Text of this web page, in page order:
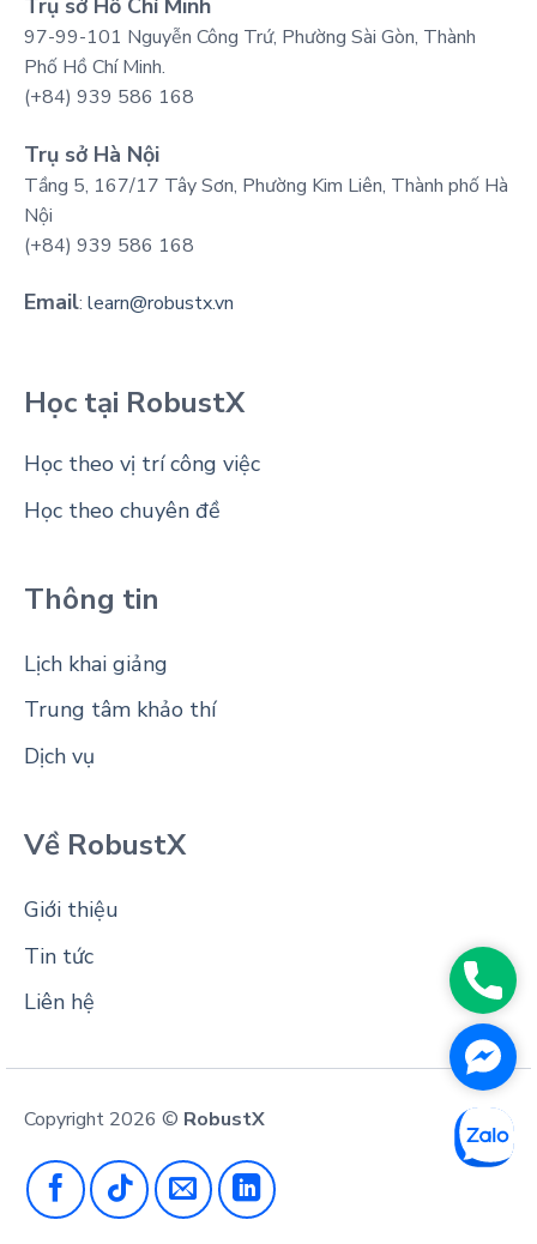
Trụ sở Hồ Chí Minh
97-99-101 Nguyễn Công Trứ, Phường Sài Gòn, Thành
Phố Hồ Chí Minh.
(+84) 939 586 168
Trụ sở Hà Nội
Tầng 5, 167/17 Tây Sơn, Phường Kim Liên, Thành phố Hà
Nội
(+84) 939 586 168
Email: learn@robustx.vn
Học tại RobustX
Học theo vị trí công việc
Học theo chuyên đề
Thông tin
Lịch khai giảng
Trung tâm khảo thí
Dịch vụ
Về RobustX
Giới thiệu
Tin tức
Liên hệ
Copyright 2026 © RobustX
Phone